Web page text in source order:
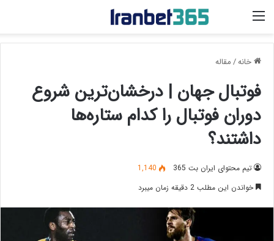
منو
خانه/مقاله
فوتبال جهان | درخشان‌ترین شروع
دوران فوتبال را کدام ستاره‌ها
داشتند؟
تیم محتوای ایران بت 365
1,140
خواندن این مطلب 2 دقیقه زمان میبرد